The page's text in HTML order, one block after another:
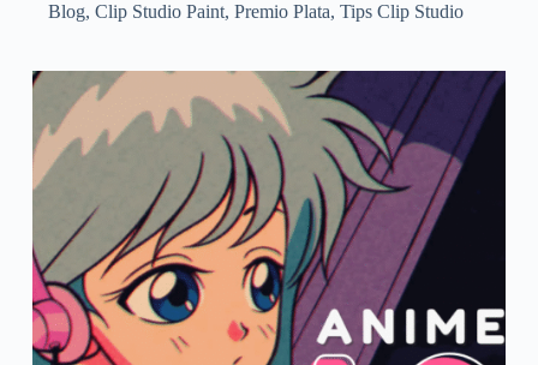
Blog, Clip Studio Paint, Premio Plata, Tips Clip Studio